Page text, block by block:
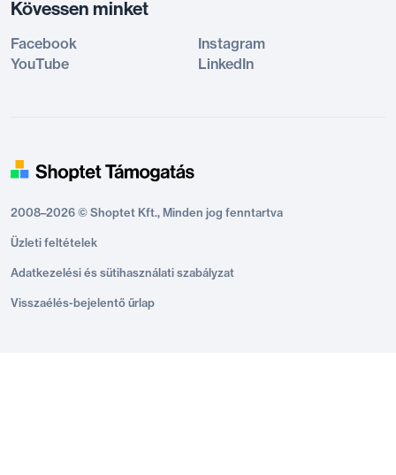
Kövessen minket
Facebook
Instagram
YouTube
LinkedIn
2008–2026 © Shoptet Kft., Minden jog fenntartva
Üzleti feltételek
Adatkezelési és sütihasználati szabályzat
Visszaélés-bejelentő űrlap